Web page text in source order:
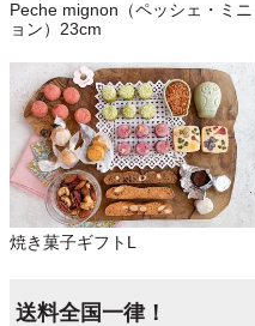
Peche mignon（ペッシェ・ミニ
ョン）23cm
焼き菓子ギフトL
送料全国一律！